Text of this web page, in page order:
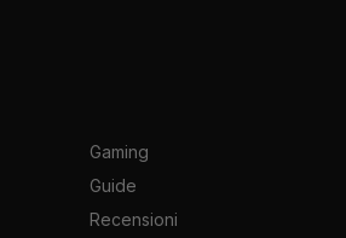
Gaming
Guide
Recensioni